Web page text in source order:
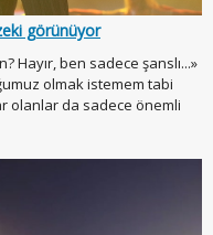
görünüyor
Hayır, ben sadece şanslı...»
olmak istemem tabi
olanlar da sadece önemli